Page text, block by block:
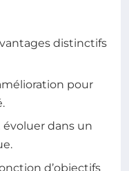
distinctifs
pour
dans un
d’objectifs